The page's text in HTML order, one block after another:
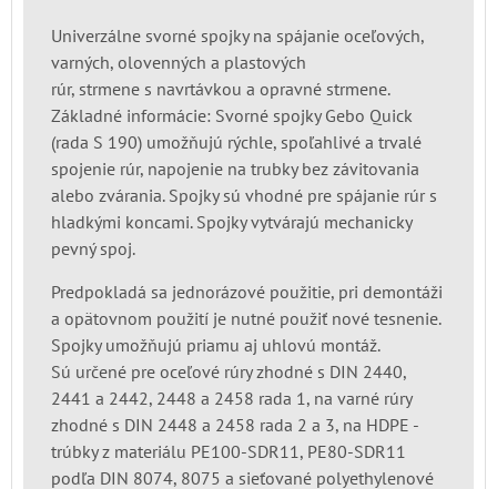
Univerzálne svorné spojky na spájanie oceľových,
varných, olovenných a plastových
rúr, strmene s navrtávkou a opravné strmene.
Základné informácie: Svorné spojky Gebo Quick
(rada S 190) umožňujú rýchle, spoľahlivé a trvalé
spojenie rúr, napojenie na trubky bez závitovania
alebo zvárania. Spojky sú vhodné pre spájanie rúr s
hladkými koncami. Spojky vytvárajú mechanicky
pevný spoj.
Predpokladá sa jednorázové použitie, pri demontáži
a opätovnom použití je nutné použiť nové tesnenie.
Spojky umožňujú priamu aj uhlovú montáž.
Sú určené pre oceľové rúry zhodné s DIN 2440,
2441 a 2442, 2448 a 2458 rada 1, na varné rúry
zhodné s DIN 2448 a 2458 rada 2 a 3, na HDPE -
trúbky z materiálu PE100-SDR11, PE80-SDR11
podľa DIN 8074, 8075 a sieťované polyethylenové